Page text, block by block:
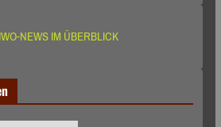
NEWS IM ÜBERBLICK